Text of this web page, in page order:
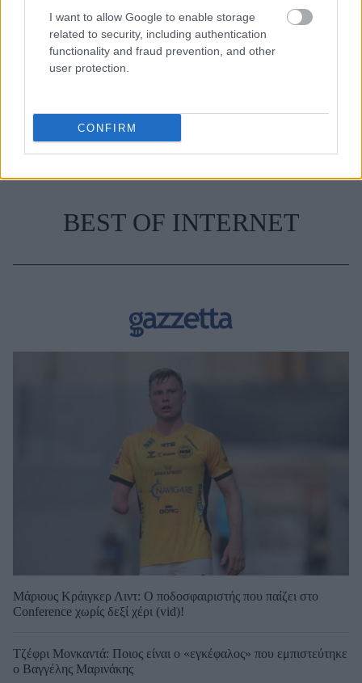
I want to allow Google to enable storage
related to security, including authentication
functionality and fraud prevention, and other
user protection.
CONFIRM
BEST OF INTERNET
Μάριους Κράιγκερ Λιντ: Ο ποδοσφαιριστής που παίζει στο
Conference χωρίς δεξί χέρι (vid)!
Τζέφρι Μονκαντά: Ποιος είναι ο «εγκέφαλος» που εμπιστεύτηκε
ο Βαγγέλης Μαρινάκης